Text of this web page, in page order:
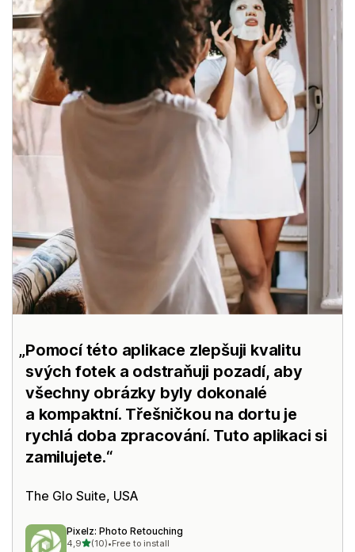
Pomocí této aplikace zlepšuji kvalitu
svých fotek a odstraňuji pozadí, aby
všechny obrázky byly dokonalé
a kompaktní. Třešničkou na dortu je
rychlá doba zpracování. Tuto aplikaci si
zamilujete.
The Glo Suite, USA
Pixelz: Photo Retouching
4,9z 5 hvězd
(10)
Celkový počet recenzí: 10
•Free to install